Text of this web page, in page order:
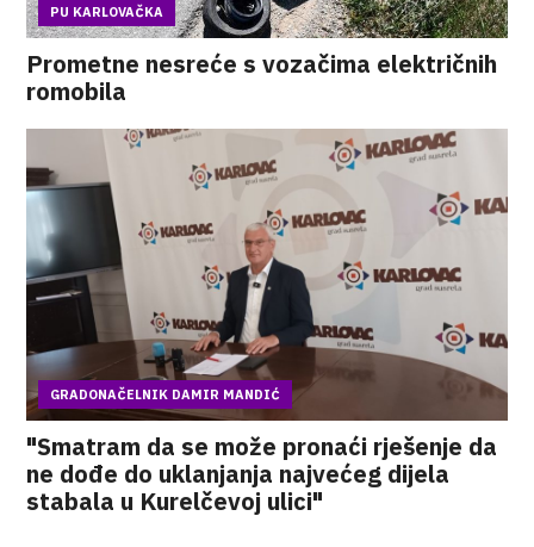
PU KARLOVAČKA
Prometne nesreće s vozačima električnih
romobila
GRADONAČELNIK DAMIR MANDIĆ
"Smatram da se može pronaći rješenje da
ne dođe do uklanjanja najvećeg dijela
stabala u Kurelčevoj ulici"